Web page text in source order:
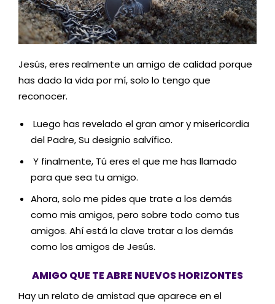
Jesús, eres realmente un amigo de calidad porque
has dado la vida por mí, solo lo tengo que
reconocer.
Luego has revelado el gran amor y misericordia
del Padre, Su designio salvífico.
Y finalmente, Tú eres el que me has llamado
para que sea tu amigo.
Ahora, solo me pides que trate a los demás
como mis amigos, pero sobre todo como tus
amigos. Ahí está la clave tratar a los demás
como los amigos de Jesús.
AMIGO QUE TE ABRE NUEVOS HORIZONTES
Hay un relato de amistad que aparece en el